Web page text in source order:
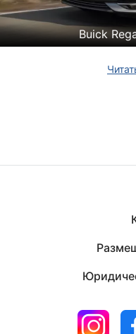
Buick